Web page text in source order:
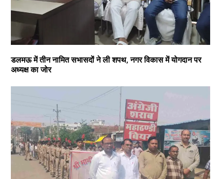
डलमऊ में तीन नामित सभासदों ने ली शपथ, नगर विकास में योगदान पर
अध्यक्ष का जोर